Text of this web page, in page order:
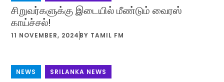
சிறுவர்களுக்கு இடையில் மீண்டும் வைரஸ்
காய்ச்சல்!
11 NOVEMBER, 2024 BY TAMIL FM
NEWS SRILANKA NEWS